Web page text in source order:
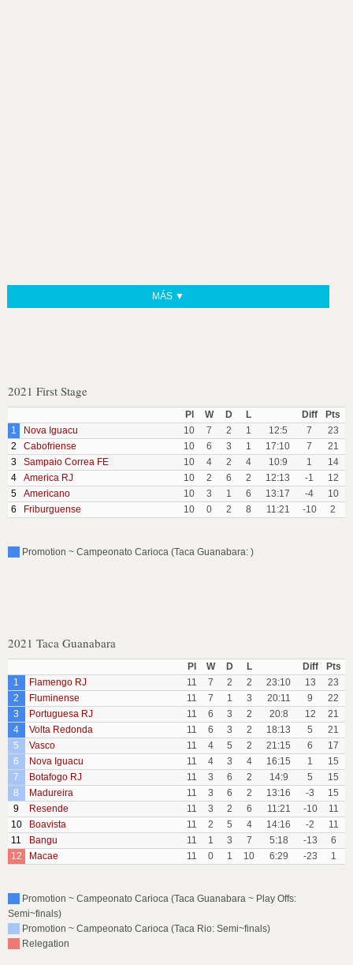
MÁS ▼
2021 First Stage
Pl W D L Diff
Pts
1
Nova Iguacu 10 7 2 1 12:5 7
23
2
Cabofriense 10 6 3 1 17:10 7
21
3
Sampaio Correa FE 10 4 2 4 10:9 1
14
4
America RJ 10 2 6 2 12:13 -1
12
5
Americano 10 3 1 6 13:17 -4
10
6
Friburguense 10 0 2 8 11:21 -10 2
Promotion ~ Campeonato Carioca (Taca Guanabara: )
2021 Taca Guanabara
Pl W D L Diff
Pts
1
Flamengo RJ 11 7 2 2 23:10 13
23
2
Fluminense 11 7 1 3 20:11 9
22
3
Portuguesa RJ 11 6 3 2 20:8 12
21
4
Volta Redonda 11 6 3 2 18:13 5
21
5
Vasco 11 4 5 2 21:15 6
17
6
Nova Iguacu 11 4 3 4 16:15 1
15
7
Botafogo RJ 11 3 6 2 14:9 5
15
8
Madureira 11 3 6 2 13:16 -3
15
9
Resende 11 3 2 6 11:21 -10
11
10
Boavista 11 2 5 4 14:16 -2
11
11
Bangu 11 1 3 7 5:18 -13
6
12
Macae 11 0 1 10 6:29 -23 1
Promotion ~ Campeonato Carioca (Taca Guanabara ~ Play Offs:
Semi~finals)
Promotion ~ Campeonato Carioca (Taca Rio: Semi~finals)
Relegation